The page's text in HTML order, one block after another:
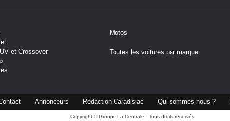
et Crossover
Motos
Toutes les voitures par marque
Annonceurs Rédaction Caradisiac Qui sommes-nous ?
Copyright © Groupe La Centrale - Tous droits réservés